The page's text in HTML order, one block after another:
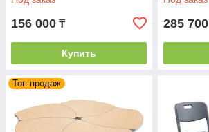
156 000 ₸
Купить
285 700
Топ продаж